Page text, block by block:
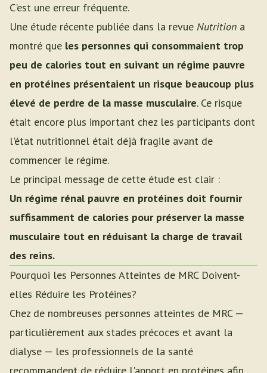
C'est une erreur fréquente.
Une étude récente publiée dans la revue Nutrition a
montré que les personnes qui consommaient trop
peu de calories tout en suivant un régime pauvre
en protéines présentaient un risque beaucoup plus
élevé de perdre de la masse musculaire. Ce risque
était encore plus important chez les participants dont
l'état nutritionnel était déjà fragile avant de
commencer le régime.
Le principal message de cette étude est clair :
Un régime rénal pauvre en protéines doit fournir
suffisamment de calories pour préserver la masse
musculaire tout en réduisant la charge de travail
des reins.
Pourquoi les Personnes Atteintes de MRC Doivent-
elles Réduire les Protéines?
Chez de nombreuses personnes atteintes de MRC —
particulièrement aux stades précoces et avant la
dialyse — les professionnels de la santé